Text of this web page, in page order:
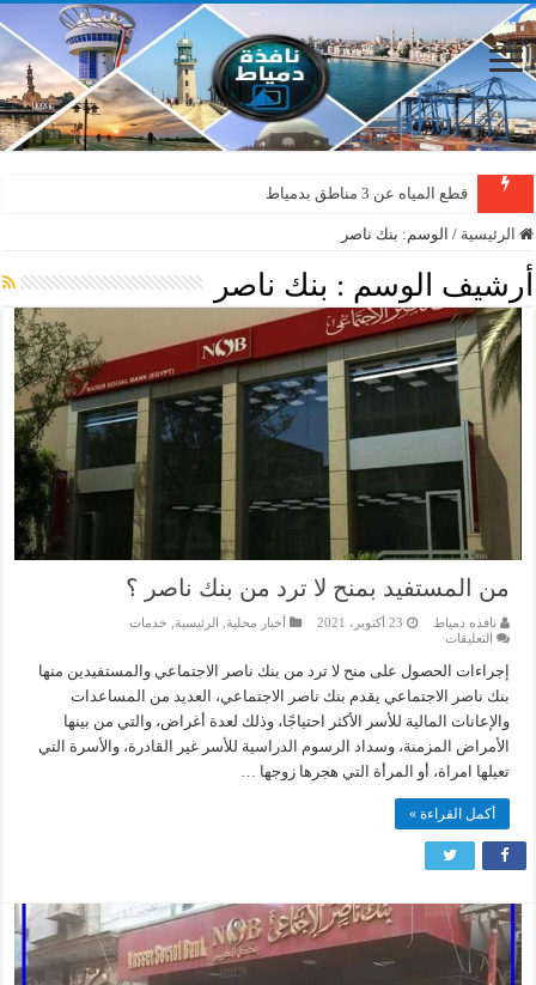
قطع المياه عن 3 مناطق بدمياط
الرئيسية / الوسم: بنك ناصر
أرشيف الوسم : بنك ناصر
من المستفيد بمنح لا ترد من بنك ناصر ؟
نافذه دمياط 23 أكتوبر، 2021 أخبار محلية الرئيسية
خدمات
التعليقاتعلى
المستفيد
لا
ترد
من
بنك
ناصر
؟
إجراءات الحصول على منح لا ترد من بنك ناصر الاجتماعي والمستفيدين منها
بنك ناصر الاجتماعي يقدم بنك ناصر الاجتماعي، العديد من المساعدات
والإعانات المالية للأسر الأكثر احتياجًا، وذلك لعدة أغراض، والتي من بينها
الأمراض المزمنة، وسداد الرسوم الدراسية للأسر غير القادرة، والأسرة التي
تعيلها امراة، أو المرأة التي هجرها زوجها …
أكمل القراءة »